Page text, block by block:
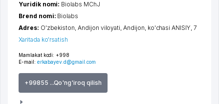
Mamlakat kodi: +998
E-mail: erkabayev.d@gmail.com
+99855 ...Qo'ng'iroq qilish
Yuridik nomi: Biolabs MChJ
Brend nomi: Biolabs
Adres: O'zbekiston,Andijon viloyati,Andijon, ko'chasi ANISIY, 7
Xaritada ko'rsatish